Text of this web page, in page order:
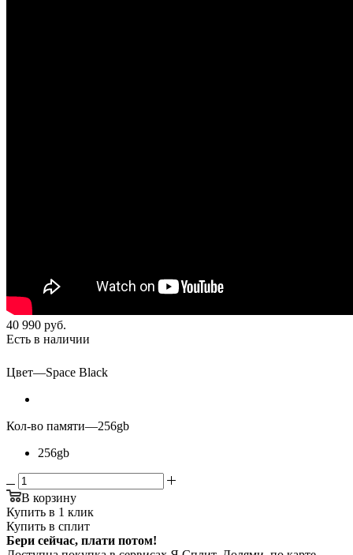
40 990 руб.
Есть в наличии
Цвет—Space Black
Кол-во памяти—256gb
256gb
В корзину
Купить в 1 клик
Купить в сплит
Бери сейчас, плати потом!